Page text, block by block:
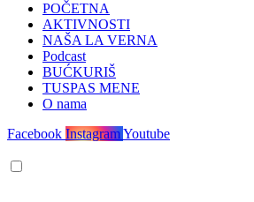
POČETNA
AKTIVNOSTI
NAŠA LA VERNA
Podcast
BUĆKURIŠ
TUSPAS MENE
O nama
Facebook InstagramYoutube